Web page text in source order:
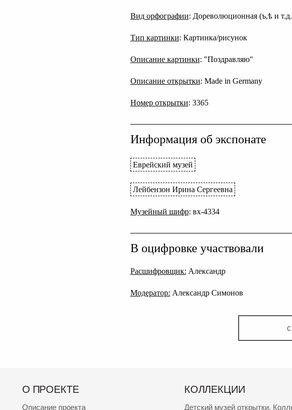
Вид орфографии: Дореволюционная (ъ,ѣ и
Тип картинки: Картинка/рисунок
Описание картинки: "Поздравляю"
Описание открытки: Made in Germany
Номер открытки: 3365
Информация об экспонате
Еврейский музей
Лейбензон Ирина Сергеевна
Музейный шифр: вх-4334
В оцифровке участвовали
Расшифровщик: Александр
Модератор: Александр Симонов
О ПРОЕКТЕ
Описание проекта
КОЛЛЕКЦИИ
Детский музей открытки,